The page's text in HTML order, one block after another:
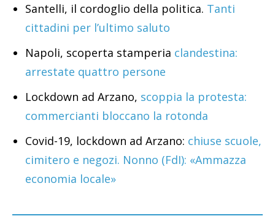
Santelli, il cordoglio della politica. Tanti
cittadini per l’ultimo saluto
Napoli, scoperta stamperia clandestina:
arrestate quattro persone
Lockdown ad Arzano, scoppia la protesta:
commercianti bloccano la rotonda
Covid-19, lockdown ad Arzano: chiuse scuole,
cimitero e negozi. Nonno (FdI): «Ammazza
economia locale»